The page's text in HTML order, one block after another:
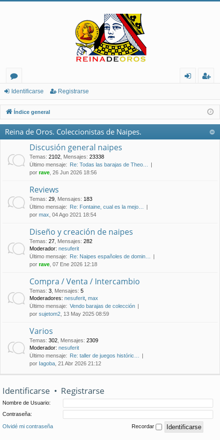
or
os
nt
ifi
ist
ra
Identificarse Registrarse
Índice general
Reina de Oros. Coleccionistas de Naipes.
Discusión general naipes
Temas: 2102 Mensajes: 23338
Último mensaje: Re: Todas las barajas de Theo…
por rave , 26 Jun 2026 18:56
Reviews
Temas: 29 Mensajes: 183
Último mensaje: Re: Fontaine, cual es la mejo…
por max , 04 Ago 2021 18:54
Diseño y creación de naipes
Temas: 27 Mensajes: 282
Moderador: nesuferit
Último mensaje: Re: Naipes españoles de domin…
por rave , 07 Ene 2026 12:18
Compra / Venta / Intercambio
Temas: 3 Mensajes: 5
Moderadores: nesuferit max
Último mensaje: Vendo barajas de colección
por sujetom2 , 13 May 2025 08:59
Varios
Temas: 302 Mensajes: 2309
Moderador: nesuferit
Último mensaje: Re: taller de juegos históric…
por Iagoba , 21 Abr 2026 21:12
Identificarse • Registrarse
Nombre de Usuario:
Contraseña:
Olvidé mi contraseña Recordar